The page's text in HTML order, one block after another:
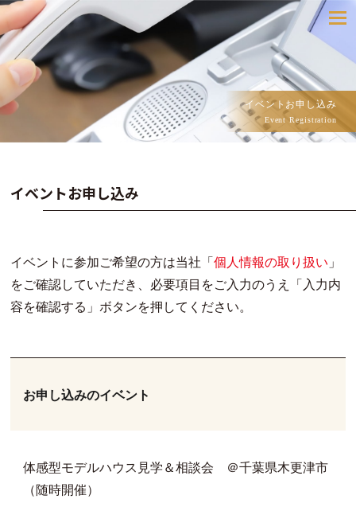
toggle
navigation
イベントお申し込み
Event Registration
イベントお申し込み
イベントに参加ご希望の方は当社「個人情報の取り扱い 」
をご確認していただき、必要項目をご入力のうえ「入力内
容を確認する」ボタンを押してください。
お申し込みのイベント
体感型モデルハウス見学＆相談会 ＠千葉県木更津市
（随時開催）